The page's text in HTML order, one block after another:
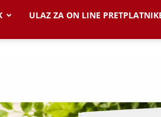
ULAZ ZA ON LINE PRETPLATNIKE